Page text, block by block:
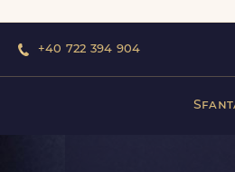
+40 722 394 904